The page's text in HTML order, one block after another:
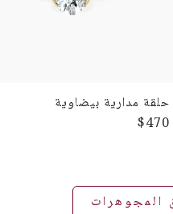
حلقة مدارية بيضاوية
$470
المجوهرات